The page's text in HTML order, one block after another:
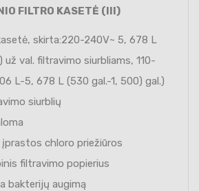
FILTRO KASETĖ (III)
skirta:220-240V~ 5, 678 L
už val. filtravimo siurbliams, 110-
L-5, 678 L (530 gal.-1, 500) gal.)
siurblių
įprastos chloro priežiūros
filtravimo popierius
bakterijų augimą